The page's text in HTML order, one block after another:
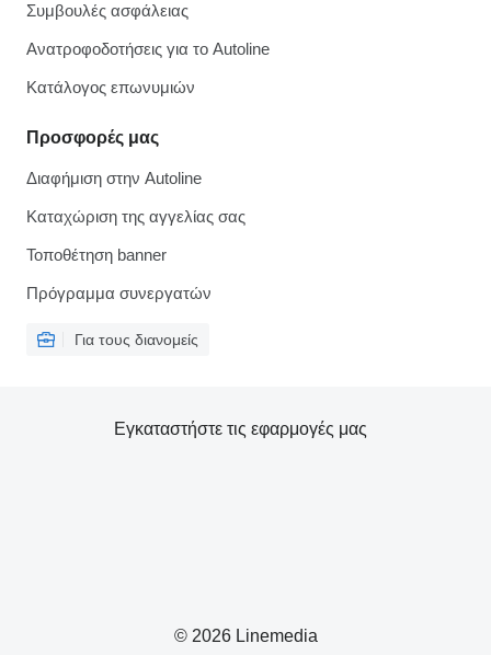
Συμβουλές ασφάλειας
Ανατροφοδοτήσεις για το Autoline
Κατάλογος επωνυμιών
Προσφορές μας
Διαφήμιση στην Autoline
Καταχώριση της αγγελίας σας
Τοποθέτηση banner
Πρόγραμμα συνεργατών
Για τους διανομείς
© 2026 Linemedia
Εγκαταστήστε τις εφαρμογές μας